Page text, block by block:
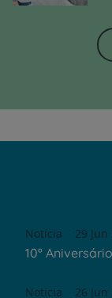
Notícia 29 Jun
10º
Notícia 26 Jun